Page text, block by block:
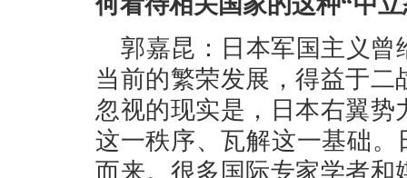
郭嘉昆：日本军国主义曾
当前的繁荣发展，得益于
忽视的现实是，日本右翼
这一秩序、瓦解这一基础。
而来。很多国际专家学者